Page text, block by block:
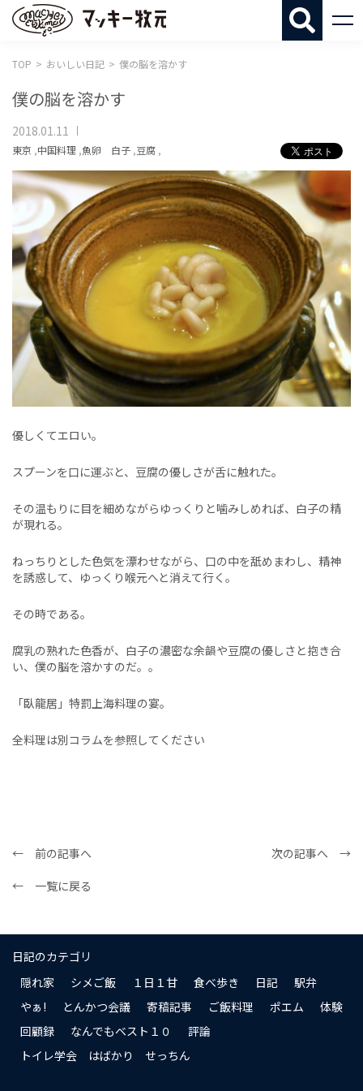
TOP おいしい日記 僕の脳を溶かす
僕の脳を溶かす
2018.01.11
東京 ,中国料理 ,魚卵 白子 ,豆腐 ,
優しくてエロい。
スプーンを口に運ぶと、豆腐の優しさが舌に触れた。
その温もりに目を細めながらゆっくりと噛みしめれば、白子の精
が現れる。
ねっちりとした色気を漂わせながら、口の中を舐めまわし、精神
を誘惑して、ゆっくり喉元へと消えて行く。
その時である。
腐乳の熟れた色香が、白子の濃密な余韻や豆腐の優しさと抱き合
い、僕の脳を溶かすのだ。。
「臥龍居」特罰上海料理の宴。
全料理は別コラムを参照してください
← 前の記事へ
次の記事へ →
← 一覧に戻る
日記のカテゴリ
隠れ家
シメご飯 １日１甘 食べ歩き 日記
駅弁
やぁ!
とんかつ会議 寄稿記事 ご飯料理 ポエム
体験
回顧録
なんでもベスト１０
評論
トイレ学会 はばかり せっちん